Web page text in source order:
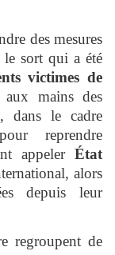
des mesures
le sort qui a été
victimes de
mains des
, dans le cadre
reprendre
appeler État
alors
depuis leur
regroupent de